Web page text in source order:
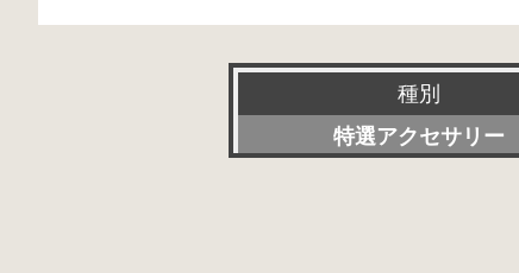
種別
特選アクセサリー